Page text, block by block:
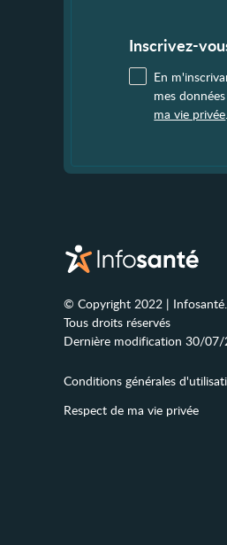
Inscrivez-
En
mes
ma vie privée.
© Copyright 2022 |
Tous droits réservés
Dernière modification 30/
Conditions générales
Respect de ma vie privée